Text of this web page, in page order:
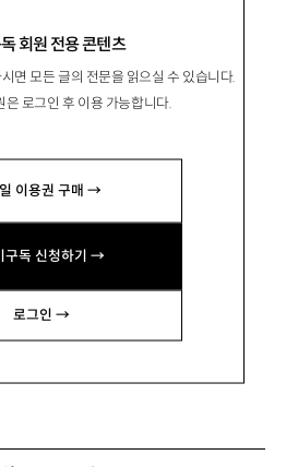
회원 전용 콘텐츠
시면 모든 글의 전문을 읽으실 수 있습니다.
은 로그인 후 이용 가능합니다.
이용권 구매 →
구독 신청하기 →
로그인 →